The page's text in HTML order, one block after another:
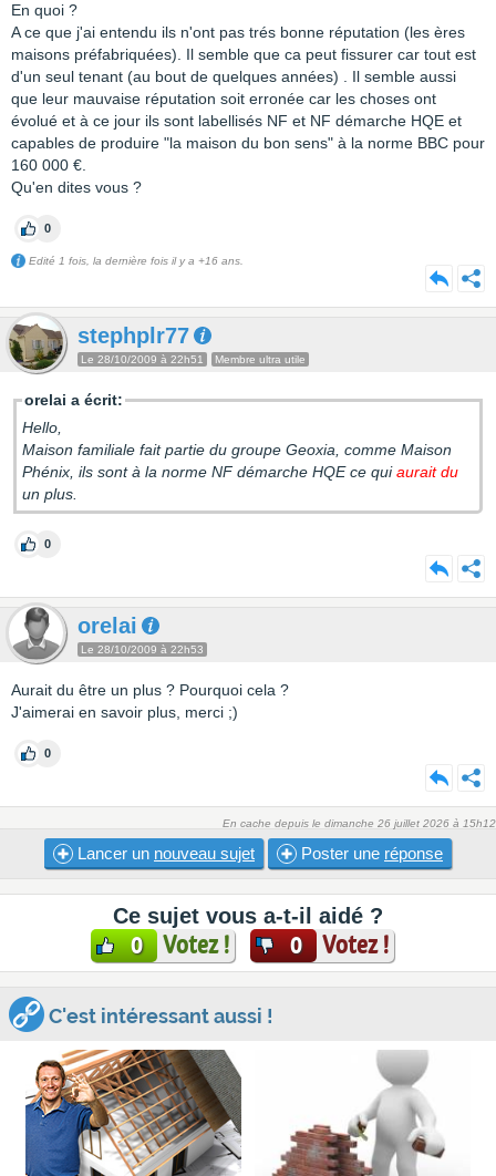
En quoi ?
A ce que j'ai entendu ils n'ont pas trés bonne réputation (les ères
maisons préfabriquées). Il semble que ca peut fissurer car tout est
d'un seul tenant (au bout de quelques années) . Il semble aussi
que leur mauvaise réputation soit erronée car les choses ont
évolué et à ce jour ils sont labellisés NF et NF démarche HQE et
capables de produire "la maison du bon sens" à la norme BBC pour
160 000 €.
Qu'en dites vous ?
0
Edité 1 fois, la dernière fois il y a +16 ans.
stephplr77
Le 28/10/2009 à 22h51 Membre ultra utile
orelai a écrit:
Hello,
Maison familiale fait partie du groupe Geoxia, comme Maison
Phénix, ils sont à la norme NF démarche HQE ce quiaurait du
un plus.
0
orelai
Le 28/10/2009 à 22h53
Aurait du être un plus ? Pourquoi cela ?
J'aimerai en savoir plus, merci ;)
0
En cache depuis le dimanche 26 juillet 2026 à 15h12
Lancer un nouveau sujet Poster une réponse
Ce sujet vous a-t-il aidé ?
0 Votez ! 0 Votez !
C'est intéressant aussi !